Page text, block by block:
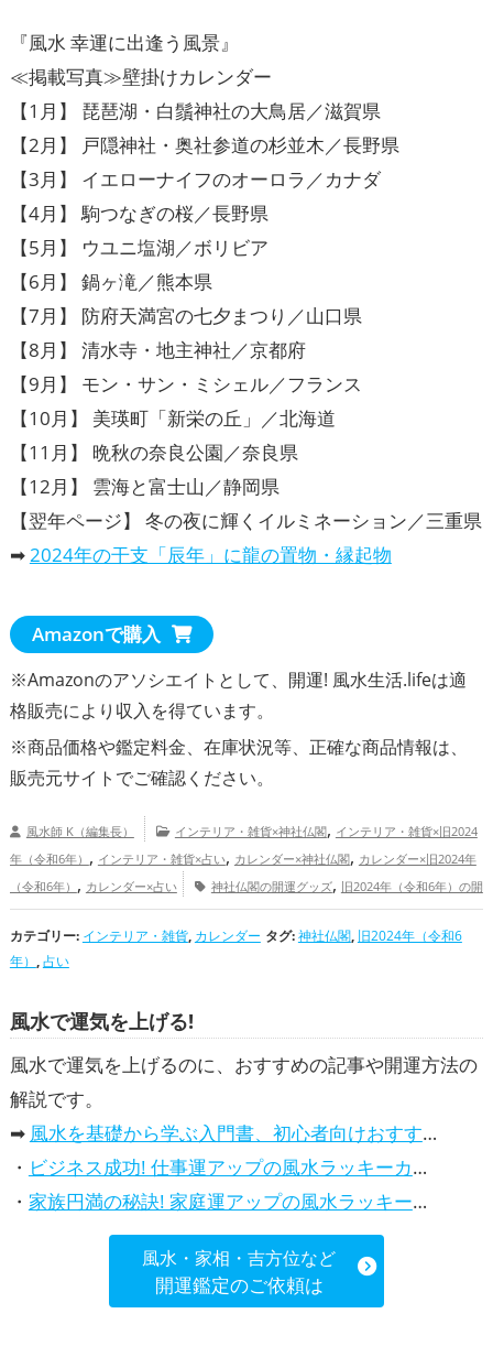
『風水 幸運に出逢う風景』
≪掲載写真≫壁掛けカレンダー
【1月】 琵琶湖・白鬚神社の大鳥居／滋賀県
【2月】 戸隠神社・奥社参道の杉並木／長野県
【3月】 イエローナイフのオーロラ／カナダ
【4月】 駒つなぎの桜／長野県
【5月】 ウユニ塩湖／ボリビア
【6月】 鍋ヶ滝／熊本県
【7月】 防府天満宮の七夕まつり／山口県
【8月】 清水寺・地主神社／京都府
【9月】 モン・サン・ミシェル／フランス
【10月】 美瑛町「新栄の丘」／北海道
【11月】 晩秋の奈良公園／奈良県
【12月】 雲海と富士山／静岡県
【翌年ページ】 冬の夜に輝くイルミネーション／三重県
➡2024年の干支「辰年」に龍の置物・縁起物
Amazonで購入
※Amazonのアソシエイトとして、開運! 風水生活.lifeは適
格販売により収入を得ています。
※商品価格や鑑定料金、在庫状況等、正確な商品情報は、
販売元サイトでご確認ください。
風水師 K（編集長） インテリア・雑貨×神社仏閣, インテリア・雑貨×旧2024
年（令和6年） , インテリア・雑貨×占い, カレンダー×神社仏閣, カレンダー×旧2024年
（令和6年） , カレンダー×占い 神社仏閣の開運グッズ, 旧2024年（令和6年）の開
運グッズ,占いの開運グッズ 北海道,京都府,長野県,三重県,滋賀県,甲信越地
方,熊本県,静岡県,奈良県,山口県,東海地方,関西地方,中国地方,九州地方
事運アップ
カテゴリー: インテリア・雑貨, カレンダー タグ:神社仏閣, 旧2024年（令和6
年） ,占い
風水で運気を上げる!
風水で運気を上げるのに、おすすめの記事や開運方法の
解説です。
➡ 風水を基礎から学ぶ入門書、初心者向けおすすめ本
・ ビジネス成功! 仕事運アップの風水ラッキーカラー5選、効果解説
・ 家族円満の秘訣! 家庭運アップの風水ラッキーカラー5選、効果解説
風水・家相・吉方位など
開運鑑定のご依頼は